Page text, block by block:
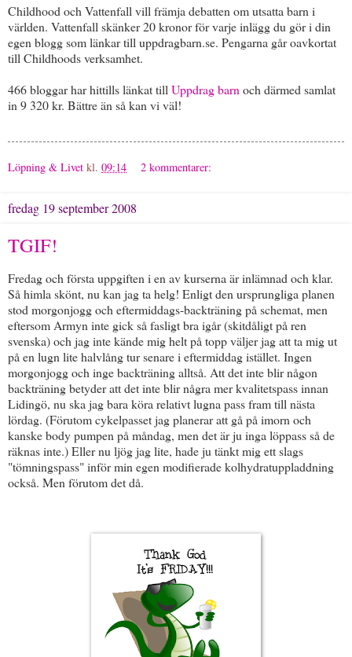
Childhood och Vattenfall vill främja debatten om utsatta barn i
världen. Vattenfall skänker 20 kronor för varje inlägg du gör i din
egen blogg som länkar till uppdragbarn.se. Pengarna går oavkortat
till Childhoods verksamhet.
466 bloggar har hittills länkat till Uppdrag barn och därmed samlat
in 9 320 kr. Bättre än så kan vi väl!
Löpning & Livet kl. 09:14 2 kommentarer:
fredag 19 september 2008
TGIF!
Fredag och första uppgiften i en av kurserna är inlämnad och klar.
Så himla skönt, nu kan jag ta helg! Enligt den ursprungliga planen
stod morgonjogg och eftermiddags-backträning på schemat, men
eftersom Armyn inte gick så fasligt bra igår (skitdåligt på ren
svenska) och jag inte kände mig helt på topp väljer jag att ta mig ut
på en lugn lite halvlång tur senare i eftermiddag istället. Ingen
morgonjogg och inge backträning alltså. Att det inte blir någon
backträning betyder att det inte blir några mer kvalitetspass innan
Lidingö, nu ska jag bara köra relativt lugna pass fram till nästa
lördag. (Förutom cykelpasset jag planerar att gå på imorn och
kanske body pumpen på måndag, men det är ju inga löppass så de
räknas inte.) Eller nu ljög jag lite, hade ju tänkt mig ett slags
"tömningspass" inför min egen modifierade kolhydratuppladdning
också. Men förutom det då.